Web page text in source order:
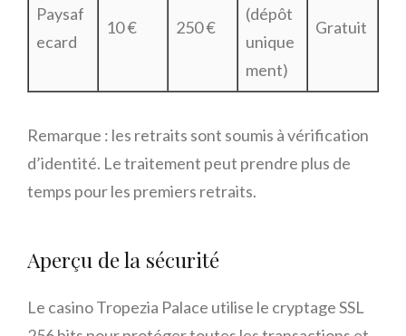
Paysaf
ecard
10 € 250 €
(dépôt
unique
ment)
Gratuit
Remarque : les retraits sont soumis à vérification
d’identité. Le traitement peut prendre plus de
temps pour les premiers retraits.
Aperçu de la sécurité
Le casino Tropezia Palace utilise le cryptage SSL